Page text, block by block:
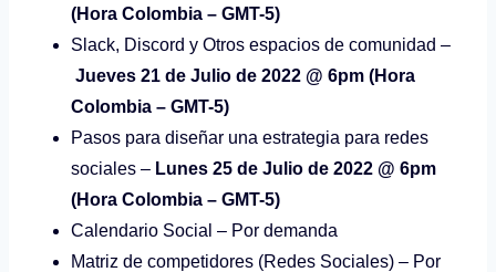
(Hora Colombia – GMT-5)
Slack, Discord y Otros espacios de comunidad –
Jueves 21 de Julio de 2022 @ 6pm (Hora
Colombia – GMT-5)
Pasos para diseñar una estrategia para redes
sociales – Lunes 25 de Julio de 2022 @ 6pm
(Hora Colombia – GMT-5)
Calendario Social – Por demanda
Matriz de competidores (Redes Sociales) – Por